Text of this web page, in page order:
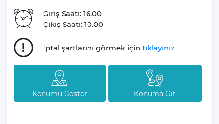
jakuzidir. Günün sonunda, jakuzide rahatlayarak manzaraya
karşı romantik anlar yaşayabilirsiniz. Ayrıca, bahçedesinde
sevdiklerinizle birlikte huzurlu anlar geçirebilir, doğanın
güzelliklerini doyasıya yaşayabilirsiniz.
Villa Barış İkizce 4 kişilik konaklama kapasitesine sahiptir. 2
yatak odası,3 yatak ve 2 banyosuyla, misafirlerine geniş ve
konforlu bir yaşam alanı sunar. Modern ve şık bir dekorasyonla
donatılmış olan bu villa, tatiliniz boyunca evinizin rahatlığını
Giriş Saati: 16.00
Çıkış Saati: 10.00
İptal şartlarını görmek için tıklayınız.
Konumu Göster Konuma Git